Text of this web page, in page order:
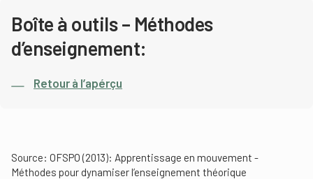
Boîte à outils – Méthodes
d’enseignement:
Retour à l’apérçu
Source: OFSPO (2013): Apprentissage en mouvement -
Méthodes pour dynamiser l’enseignement théorique